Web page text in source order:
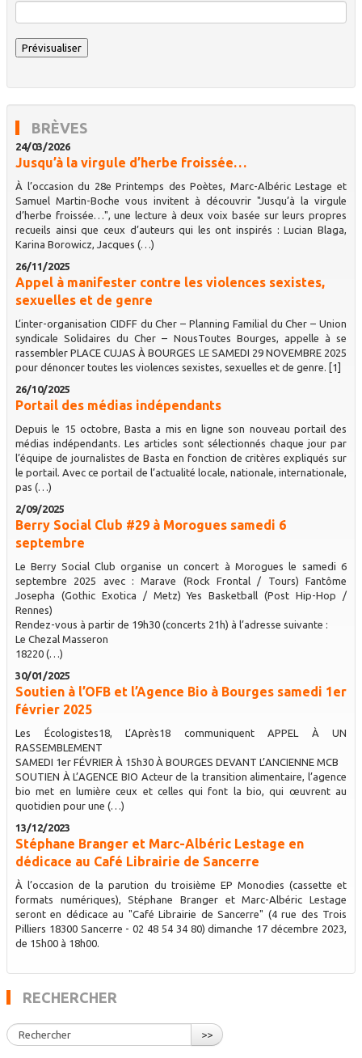
BRÈVES
24/03/2026
Jusqu’à la virgule d’herbe froissée…
À l’occasion du 28e Printemps des Poètes, Marc-Albéric Lestage et
Samuel Martin-Boche vous invitent à découvrir "Jusqu’à la virgule
d’herbe froissée…", une lecture à deux voix basée sur leurs propres
recueils ainsi que ceux d’auteurs qui les ont inspirés : Lucian Blaga,
Karina Borowicz, Jacques (…)
26/11/2025
Appel à manifester contre les violences sexistes,
sexuelles et de genre
L’inter-organisation CIDFF du Cher – Planning Familial du Cher – Union
syndicale Solidaires du Cher – NousToutes Bourges, appelle à se
rassembler PLACE CUJAS À BOURGES LE SAMEDI 29 NOVEMBRE 2025
pour dénoncer toutes les violences sexistes, sexuelles et de genre. [1]
26/10/2025
Portail des médias indépendants
Depuis le 15 octobre, Basta a mis en ligne son nouveau portail des
médias indépendants. Les articles sont sélectionnés chaque jour par
l’équipe de journalistes de Basta en fonction de critères expliqués sur
le portail. Avec ce portail de l’actualité locale, nationale, internationale,
pas (…)
2/09/2025
Berry Social Club #29 à Morogues samedi 6
septembre
Le Berry Social Club organise un concert à Morogues le samedi 6
septembre 2025 avec : Marave (Rock Frontal / Tours) Fantôme
Josepha (Gothic Exotica / Metz) Yes Basketball (Post Hip-Hop /
Rennes)
Rendez-vous à partir de 19h30 (concerts 21h) à l’adresse suivante :
Le Chezal Masseron
18220 (…)
30/01/2025
Soutien à l’OFB et l’Agence Bio à Bourges samedi 1er
février 2025
Les Écologistes18, L’Après18 communiquent APPEL À UN
RASSEMBLEMENT
SAMEDI 1er FÉVRIER À 15h30 À BOURGES DEVANT L’ANCIENNE MCB
SOUTIEN À L’AGENCE BIO Acteur de la transition alimentaire, l’agence
bio met en lumière ceux et celles qui font la bio, qui œuvrent au
quotidien pour une (…)
13/12/2023
Stéphane Branger et Marc-Albéric Lestage en
dédicace au Café Librairie de Sancerre
À l’occasion de la parution du troisième EP Monodies (cassette et
formats numériques), Stéphane Branger et Marc-Albéric Lestage
seront en dédicace au "Café Librairie de Sancerre" (4 rue des Trois
Pilliers 18300 Sancerre - 02 48 54 34 80) dimanche 17 décembre 2023,
de 15h00 à 18h00.
RECHERCHER
>>